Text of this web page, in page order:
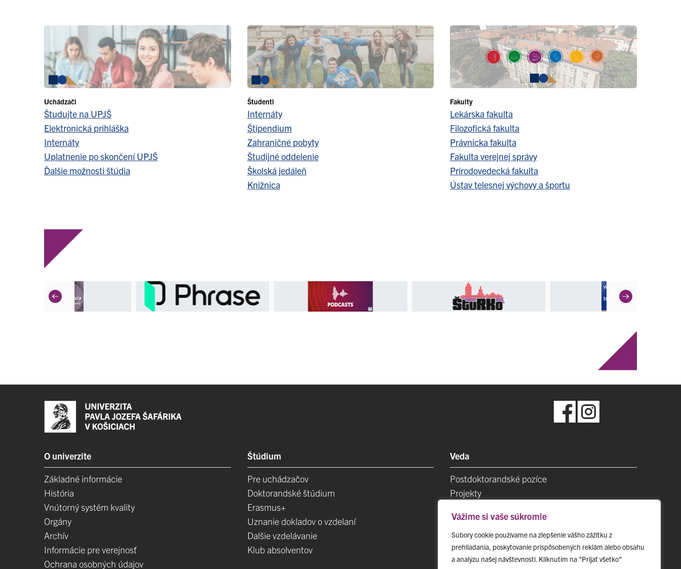
Vážime si vaše súkromie
Súbory cookie používame na zlepšenie vášho zážitku z
prehliadania, poskytovanie prispôsobených reklám alebo obsahu
a analýzu našej návštevnosti. Kliknutím na "Prijať všetko"
Uchádzači
Študujte na UPJŠ
Elektronická prihláška
Internáty
Uplatnenie po skončení UPJŠ
Ďalšie možnosti štúdia
Študenti
Internáty
Štipendium
Zahraničné pobyty
Študijné oddelenie
Školská jedáleň
Knižnica
Fakulty
Lekárska fakulta
Filozofická fakulta
Právnicka fakulta
Fakulta verejnej správy
Prírodovedecká fakulta
Ústav telesnej výchovy a športu
O univerzite
Základné informácie
História
Vnútorný systém kvality
Orgány
Archív
Informácie pre verejnosť
Ochrana osobných údajov
Štúdium
Pre uchádzačov
Doktorandské štúdium
Erasmus+
Uznanie dokladov o vzdelaní
Dalšie vzdelávanie
Klub absolventov
Veda
Postdoktorandské pozíce
Projekty
TIP-UPJŠ
Vedecké parky
Evidencia publikačnej činnosti
Habilitačné a vymenúvacie konania